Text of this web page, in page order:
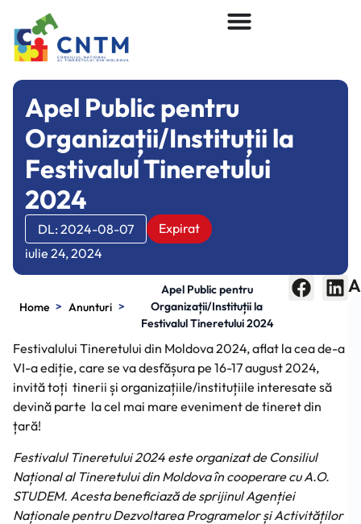
Apel Public pentru
Organizații/Instituții la
Festivalul Tineretului
2024
DL: 2024-08-07
Expirat
iulie 24, 2024
Home > Anunturi >
Apel Public pentru
Organizații/Instituții la
Festivalul Tineretului 2024
Festivalului Tineretului din Moldova 2024, aflat la cea de-a
VI-a ediție, care se va desfășura pe 16-17 august 2024,
invită toți tinerii și organizațiile/instituțiile interesate să
devină parte la cel mai mare eveniment de tineret din
țară!
Festivalul Tineretului 2024 este organizat de Consiliul
Național al Tineretului din Moldova în cooperare cu A.O.
STUDEM. Acesta beneficiază de sprijinul Agenției
Naționale pentru Dezvoltarea Programelor și Activităților